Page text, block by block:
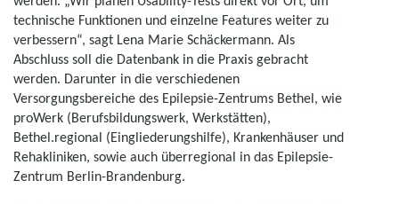
technische Funktionen und einzelne Features weiter zu
verbessern“, sagt Lena Marie Schäckermann. Als
Abschluss soll die Datenbank in die Praxis gebracht
werden. Darunter in die verschiedenen
Versorgungsbereiche des Epilepsie-Zentrums Bethel, wie
proWerk (Berufsbildungswerk, Werkstätten),
Bethel.regional (Eingliederungshilfe), Krankenhäuser und
Rehakliniken, sowie auch überregional in das Epilepsie-
Zentrum Berlin-Brandenburg.